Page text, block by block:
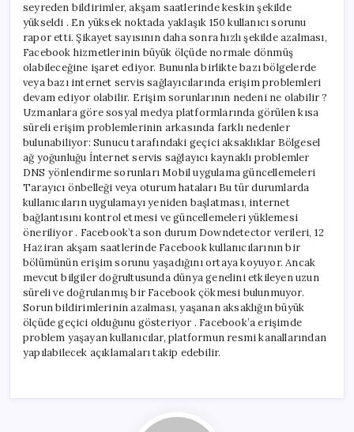
seyreden bildirimler, akşam saatlerinde keskin şekilde
yükseldi . En yüksek noktada yaklaşık 150 kullanıcı sorunu
rapor etti. Şikayet sayısının daha sonra hızlı şekilde azalması,
Facebook hizmetlerinin büyük ölçüde normale dönmüş
olabileceğine işaret ediyor. Bununla birlikte bazı bölgelerde
veya bazı internet servis sağlayıcılarında erişim problemleri
devam ediyor olabilir. Erişim sorunlarının nedeni ne olabilir ?
Uzmanlara göre sosyal medya platformlarında görülen kısa
süreli erişim problemlerinin arkasında farklı nedenler
bulunabiliyor: Sunucu tarafındaki geçici aksaklıklar Bölgesel
ağ yoğunluğu İnternet servis sağlayıcı kaynaklı problemler
DNS yönlendirme sorunları Mobil uygulama güncellemeleri
Tarayıcı önbelleği veya oturum hataları Bu tür durumlarda
kullanıcıların uygulamayı yeniden başlatması, internet
bağlantısını kontrol etmesi ve güncellemeleri yüklemesi
öneriliyor . Facebook’ta son durum Downdetector verileri, 12
Haziran akşam saatlerinde Facebook kullanıcılarının bir
bölümünün erişim sorunu yaşadığını ortaya koyuyor. Ancak
mevcut bilgiler doğrultusunda dünya genelini etkileyen uzun
süreli ve doğrulanmış bir Facebook çökmesi bulunmuyor.
Sorun bildirimlerinin azalması, yaşanan aksaklığın büyük
ölçüde geçici olduğunu gösteriyor . Facebook’a erişimde
problem yaşayan kullanıcılar, platformun resmi kanallarından
yapılabilecek açıklamaları takip edebilir.